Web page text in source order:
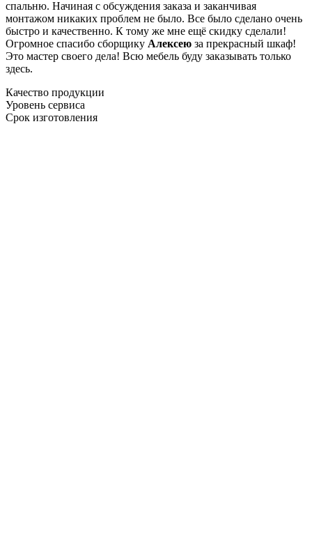
спальню. Начиная с обсуждения заказа и заканчивая
монтажом никаких проблем не было. Все было сделано очень
быстро и качественно. К тому же мне ещё скидку сделали!
Огромное спасибо сборщику Алексею за прекрасный шкаф!
Это мастер своего дела! Всю мебель буду заказывать только
здесь.
Качество продукции
Уровень сервиса
Срок изготовления